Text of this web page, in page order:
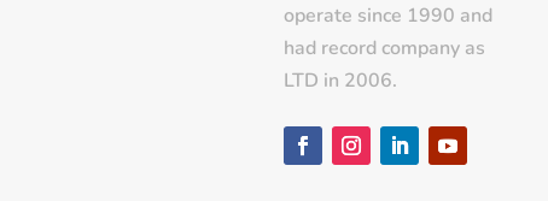
operate since 1990 and
had record company as
LTD in 2006.